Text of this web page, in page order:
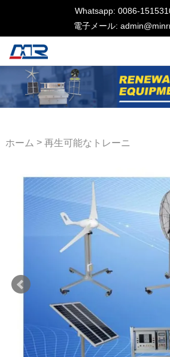
Whatsapp: 0086-
電子メール:
ホーム > 再生可能なトレーニ